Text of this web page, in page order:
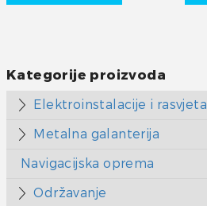
Kategorije proizvoda
Elektroinstalacije i rasvjeta
Metalna galanterija
Navigacijska oprema
Održavanje